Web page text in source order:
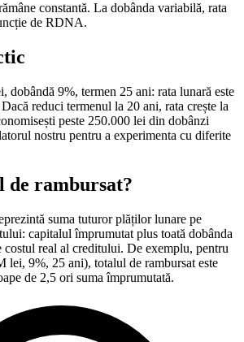
constantă. La dobânda variabilă, rata
de RDNA.
dobândă 9%, termen 25 ani: rata lunară este
reduci termenul la 20 ani, rata crește la
peste 250.000 lei din dobânzi
nostru pentru a experimenta cu diferite
de rambursat?
suma tuturor plăților lunare pe
capitalul împrumutat plus toată dobânda
costul real al creditului. De exemplu, pentru
lei, 9%, 25 ani), totalul de rambursat este
de 2,5 ori suma împrumutată.